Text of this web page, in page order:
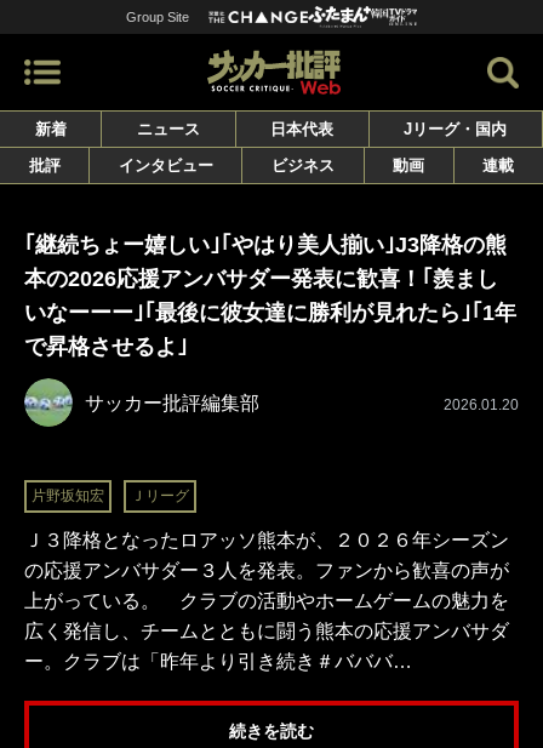
Group Site
新着 ニュース 日本代表
Jリーグ・国内
批評
インタビュー ビジネス 動画 連載
｢継続ちょー嬉しい｣｢やはり美人揃い｣J3降格の熊
本の2026応援アンバサダー発表に歓喜！｢羨まし
いなーーー｣｢最後に彼女達に勝利が見れたら｣｢1年
で昇格させるよ｣
サッカー批評編集部 2026.01.20
片野坂知宏 Ｊリーグ
Ｊ３降格となったロアッソ熊本が、２０２６年シーズン
の応援アンバサダー３人を発表。ファンから歓喜の声が
上がっている。 クラブの活動やホームゲームの魅力を
広く発信し、チームとともに闘う熊本の応援アンバサダ
ー。クラブは「昨年より引き続き＃バババ…
続きを読む